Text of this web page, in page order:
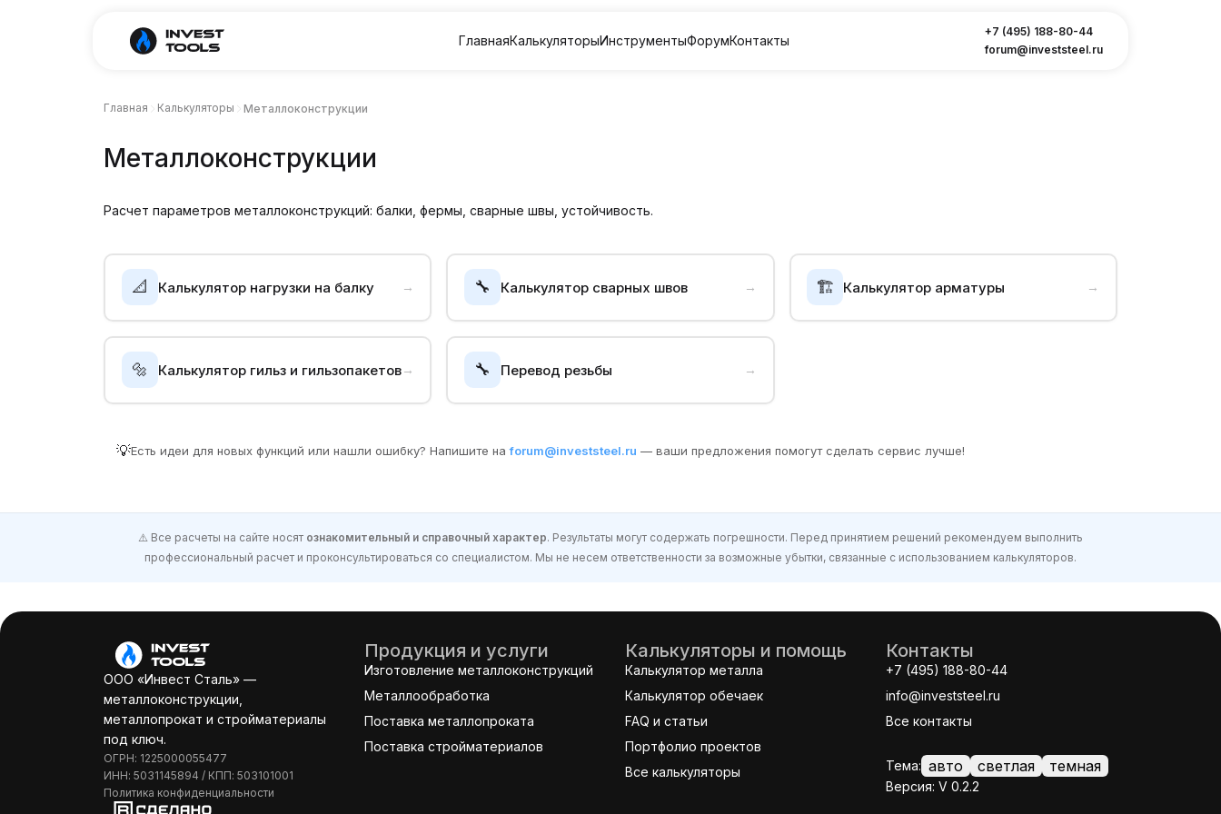
ГлавнаяКалькуляторыИнструментыФорумКонтакты
+7 (495) 188-80-44
forum@investsteel.ru
Главная Калькуляторы Металлоконструкции
Металлоконструкции
Расчет параметров металлоконструкций: балки, фермы, сварные швы, устойчивость.
📐 Калькулятор нагрузки на балку → 🔧 Калькулятор сварных швов → 🏗️ Калькулятор арматуры →
🔩 Калькулятор гильз и гильзопакетов→ 🔧 Перевод резьбы →
💡Есть идеи для новых функций или нашли ошибку? Напишите на forum@investsteel.ru — ваши предложения помогут сделать сервис лучше!
⚠️ Все расчеты на сайте носят ознакомительный и справочный характер. Результаты могут содержать погрешности. Перед принятием решений рекомендуем выполнить
профессиональный расчет и проконсультироваться со специалистом. Мы не несем ответственности за возможные убытки, связанные с использованием калькуляторов.
ООО «Инвест Сталь» —
металлоконструкции,
металлопрокат и стройматериалы
под ключ.
ОГРН: 1225000055477
ИНН: 5031145894 / КПП: 503101001
Политика конфиденциальности
Продукция и услуги
Изготовление металлоконструкций
Металлообработка
Поставка металлопроката
Поставка стройматериалов
Калькуляторы и помощь
Калькулятор металла
Калькулятор обечаек
FAQ и статьи
Портфолио проектов
Все калькуляторы
Контакты
+7 (495) 188-80-44
info@investsteel.ru
Все контакты
Тема: авто светлая темная
Версия: V 0.2.2